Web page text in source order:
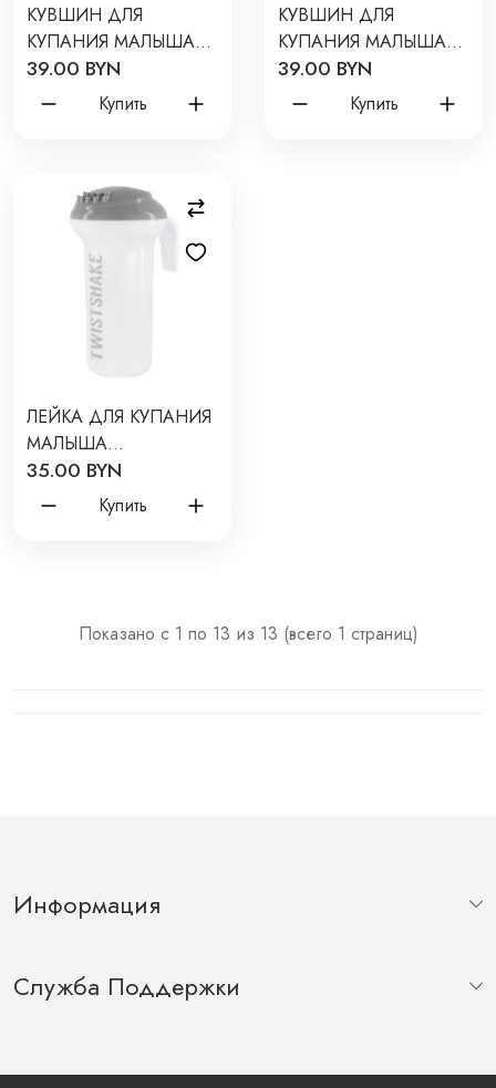
КУВШИН ДЛЯ
КУПАНИЯ МАЛЫША
EDDA ЦВЕТ: ПУДРА
SCE-01002
39.00 BYN
Купить
КУВШИН ДЛЯ
КУПАНИЯ МАЛЫША
EDDA ЦВЕТ: ШАЛФЕЙ
SCE-01003
39.00 BYN
Купить
ЛЕЙКА ДЛЯ КУПАНИЯ
МАЛЫША
TWISTSHAKE BATH
RINSER ЦВЕТ:
ПАСТЕЛЬНЫЙ СЕРЫЙ
35.00 BYN
Купить
Показано с 1 по 13 из 13 (всего 1 страниц)
Информация
Служба Поддержки